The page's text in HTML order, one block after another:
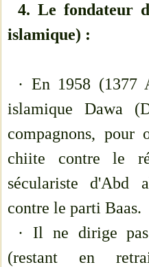
4. Le fondateur
islamique) :
· En 1958
islamique Dawa
compagnons, pour
chiite contre le
séculariste d'Abd
contre le parti Baas.
· Il ne dirige
(restant en